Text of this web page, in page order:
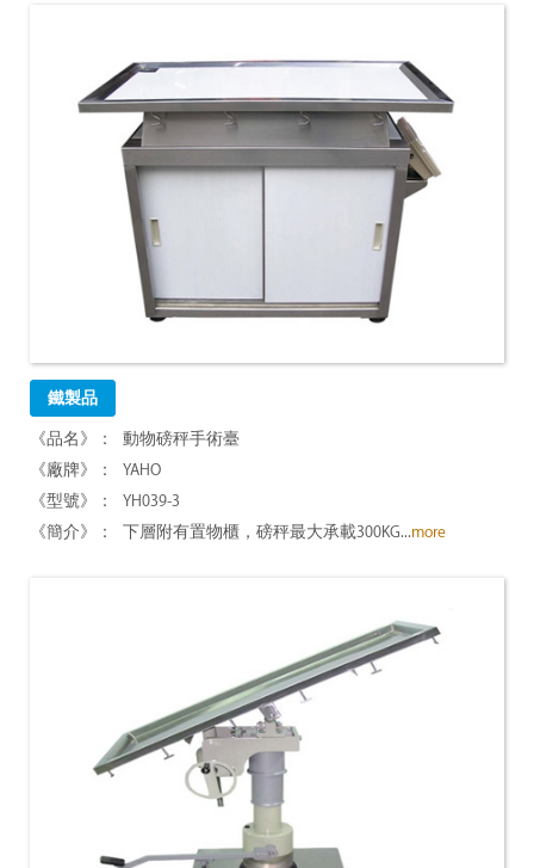
鐵製品
動物磅秤手術臺
YAHO
YH039-3
下層附有置物櫃，磅秤最大承載300KG...more